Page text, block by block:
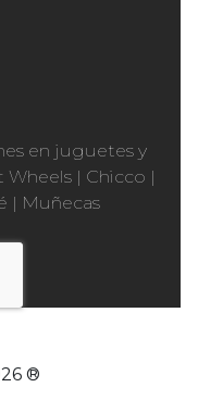
en juguetes y
Wheels | Chicco |
| Muñecas
®